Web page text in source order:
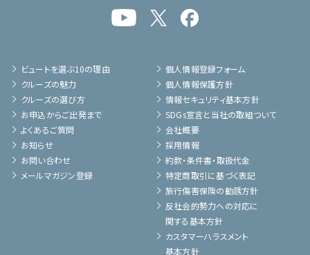
ビュートを選ぶ10の理由
クルーズの魅力
クルーズの選び方
お申込からご出発まで
よくあるご質問
お知らせ
お問い合わせ
メールマガジン登録
個人情報登録フォーム
個人情報保護方針
情報セキュリティ基本方針
SDGs宣言と当社の取組ついて
会社概要
採用情報
約款・条件書・取扱代金
特定商取引に基づく表記
旅行傷害保険の勧誘方針
反社会的勢力への対応に
関する基本方針
カスタマーハラスメント
基本方針